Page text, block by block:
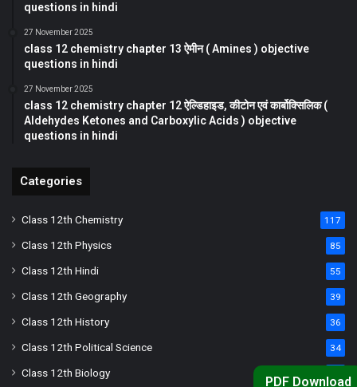
questions in hindi
27 November 2025
class 12 chemistry chapter 13 ऐमीन ( Amines ) objective
questions in hindi
27 November 2025
class 12 chemistry chapter 12 ऐल्डिहाइड, कीटोन एवं कार्बोक्सिलिक (
Aldehydes Ketones and Carboxylic Acids ) objective
questions in hindi
Categories
Class 12th Chemistry 117
Class 12th Physics 85
Class 12th Hindi 55
Class 12th Geography 39
Class 12th History 36
Class 12th Political Science 34
Class 12th Biology
PDF Download